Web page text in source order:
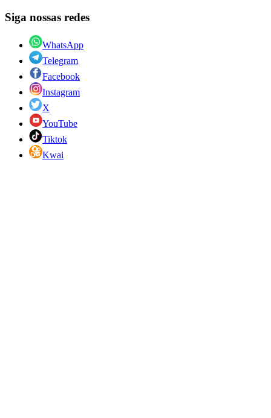
Siga nossas redes
WhatsApp
Telegram
Facebook
Instagram
X
YouTube
Tiktok
Kwai